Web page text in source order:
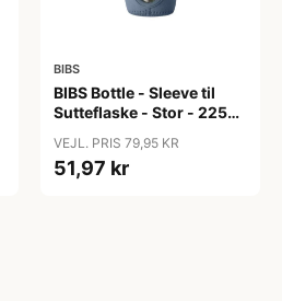
BIBS
BIBS Bottle - Sleeve til
Sutteflaske - Stor - 225ml
VEJL. PRIS 79,95 KR
51,97 kr